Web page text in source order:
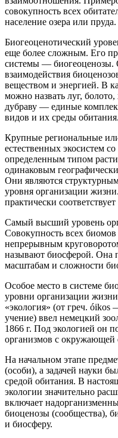
совокупность всех
население озера или пруда.
Биогеоценотический
еще более сложным. Его
системы — биогеоценозы.
взаимодействия
веществом и энергией. В
можно назвать луг,
дубраву — единые
видов и их среды обитания.
Крупные региональные
естественных экосистем
определенным типом
одинаковым
Они являются
уровня организации
практически
Самый высший уровень
Совокупность всех
непрерывным
называют биосферой. Она
масштабам и сложности
Особое место в системе
уровни организации
«экология» (от греч.
учение) ввел немецкий
1866 г. Под экологией он
организмов с окружающей
На начальном этапе
(особи), а задачей науки
средой обитания. В
экологии значительно
включает
биоценозы (сообщества),
и биосферу.